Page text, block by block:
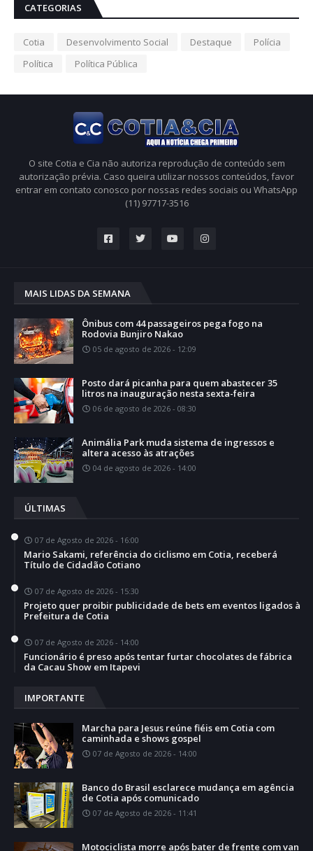
CATEGORIAS
Cotia Desenvolvimento Social Destaque
Polícia
Política
Política Pública
O site Cotia e Cia não autoriza reprodução de conteúdo sem
autorização prévia. Caso queira utilizar nossos conteúdos, favor
entrar em contato conosco por nossas redes sociais ou WhatsApp
(11) 97717-3516
MAIS LIDAS DA SEMANA
Ônibus com 44 passageiros pega fogo na
Rodovia Bunjiro Nakao
05 de agosto de 2026 - 12:09
Posto dará picanha para quem abastecer 35
litros na inauguração nesta sexta-feira
06 de agosto de 2026 - 08:30
Animália Park muda sistema de ingressos e
altera acesso às atrações
04 de agosto de 2026 - 14:00
ÚLTIMAS
07 de Agosto de 2026 - 16:00
Mario Sakami, referência do ciclismo em Cotia, receberá
Título de Cidadão Cotiano
07 de Agosto de 2026 - 15:30
Projeto quer proibir publicidade de bets em eventos ligados à
Prefeitura de Cotia
07 de Agosto de 2026 - 14:00
Funcionário é preso após tentar furtar chocolates de fábrica
da Cacau Show em Itapevi
IMPORTANTE
Marcha para Jesus reúne fiéis em Cotia com
caminhada e shows gospel
07 de Agosto de 2026 - 14:00
Banco do Brasil esclarece mudança em agência
de Cotia após comunicado
07 de Agosto de 2026 - 11:41
Motociclista morre após bater de frente com van